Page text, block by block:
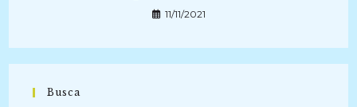
11/11/2021
Busca